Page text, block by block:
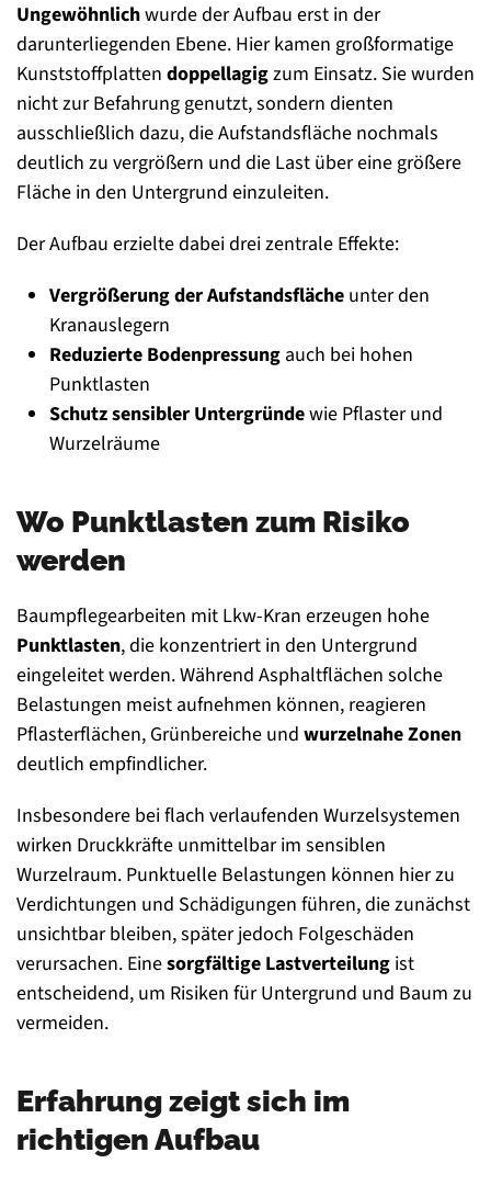
Ungewöhnlichwurde der Aufbau erst in der
darunterliegenden Ebene. Hier kamen großformatige
Kunststoffplatten doppellagigzum Einsatz. Sie wurden
nicht zur Befahrung genutzt, sondern dienten
ausschließlich dazu, die Aufstandsfläche nochmals
deutlich zu vergrößern und die Last über eine größere
Fläche in den Untergrund einzuleiten.
Der Aufbau erzielte dabei drei zentrale Effekte:
Vergrößerung der Aufstandsfläche unter den
Kranauslegern
Reduzierte Bodenpressung auch bei hohen
Punktlasten
Schutz sensibler Untergründewie Pflaster und
Wurzelräume
Wo Punktlasten zum Risiko
werden
Baumpflegearbeiten mit Lkw-Kran erzeugen hohe
Punktlasten, die konzentriert in den Untergrund
eingeleitet werden. Während Asphaltflächen solche
Belastungen meist aufnehmen können, reagieren
Pflasterflächen, Grünbereiche und wurzelnahe Zonen
deutlich empfindlicher.
Insbesondere bei flach verlaufenden Wurzelsystemen
wirken Druckkräfte unmittelbar im sensiblen
Wurzelraum. Punktuelle Belastungen können hier zu
Verdichtungen und Schädigungen führen, die zunächst
unsichtbar bleiben, später jedoch Folgeschäden
verursachen. Einesorgfältige Lastverteilung ist
entscheidend, um Risiken für Untergrund und Baum zu
vermeiden.
Erfahrung zeigt sich im
richtigen Aufbau